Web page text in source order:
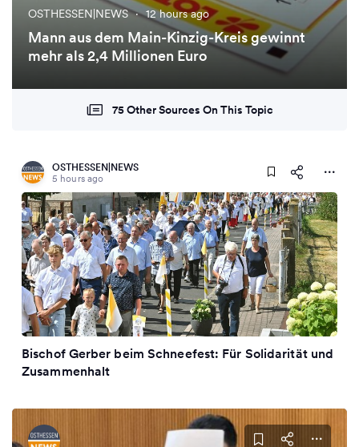
OSTHESSEN|NEWS · 12 hours ago
Mann aus dem Main-Kinzig-Kreis gewinnt
mehr als 2,4 Millionen Euro
75 Other Sources On This Topic
OSTHESSEN|NEWS
5 hours ago
Bischof Gerber beim Schneefest: Für Solidarität und
Zusammenhalt